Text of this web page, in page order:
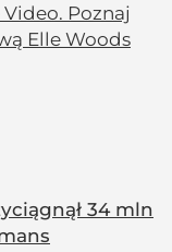
Poznaj
Elle Woods
34 mln